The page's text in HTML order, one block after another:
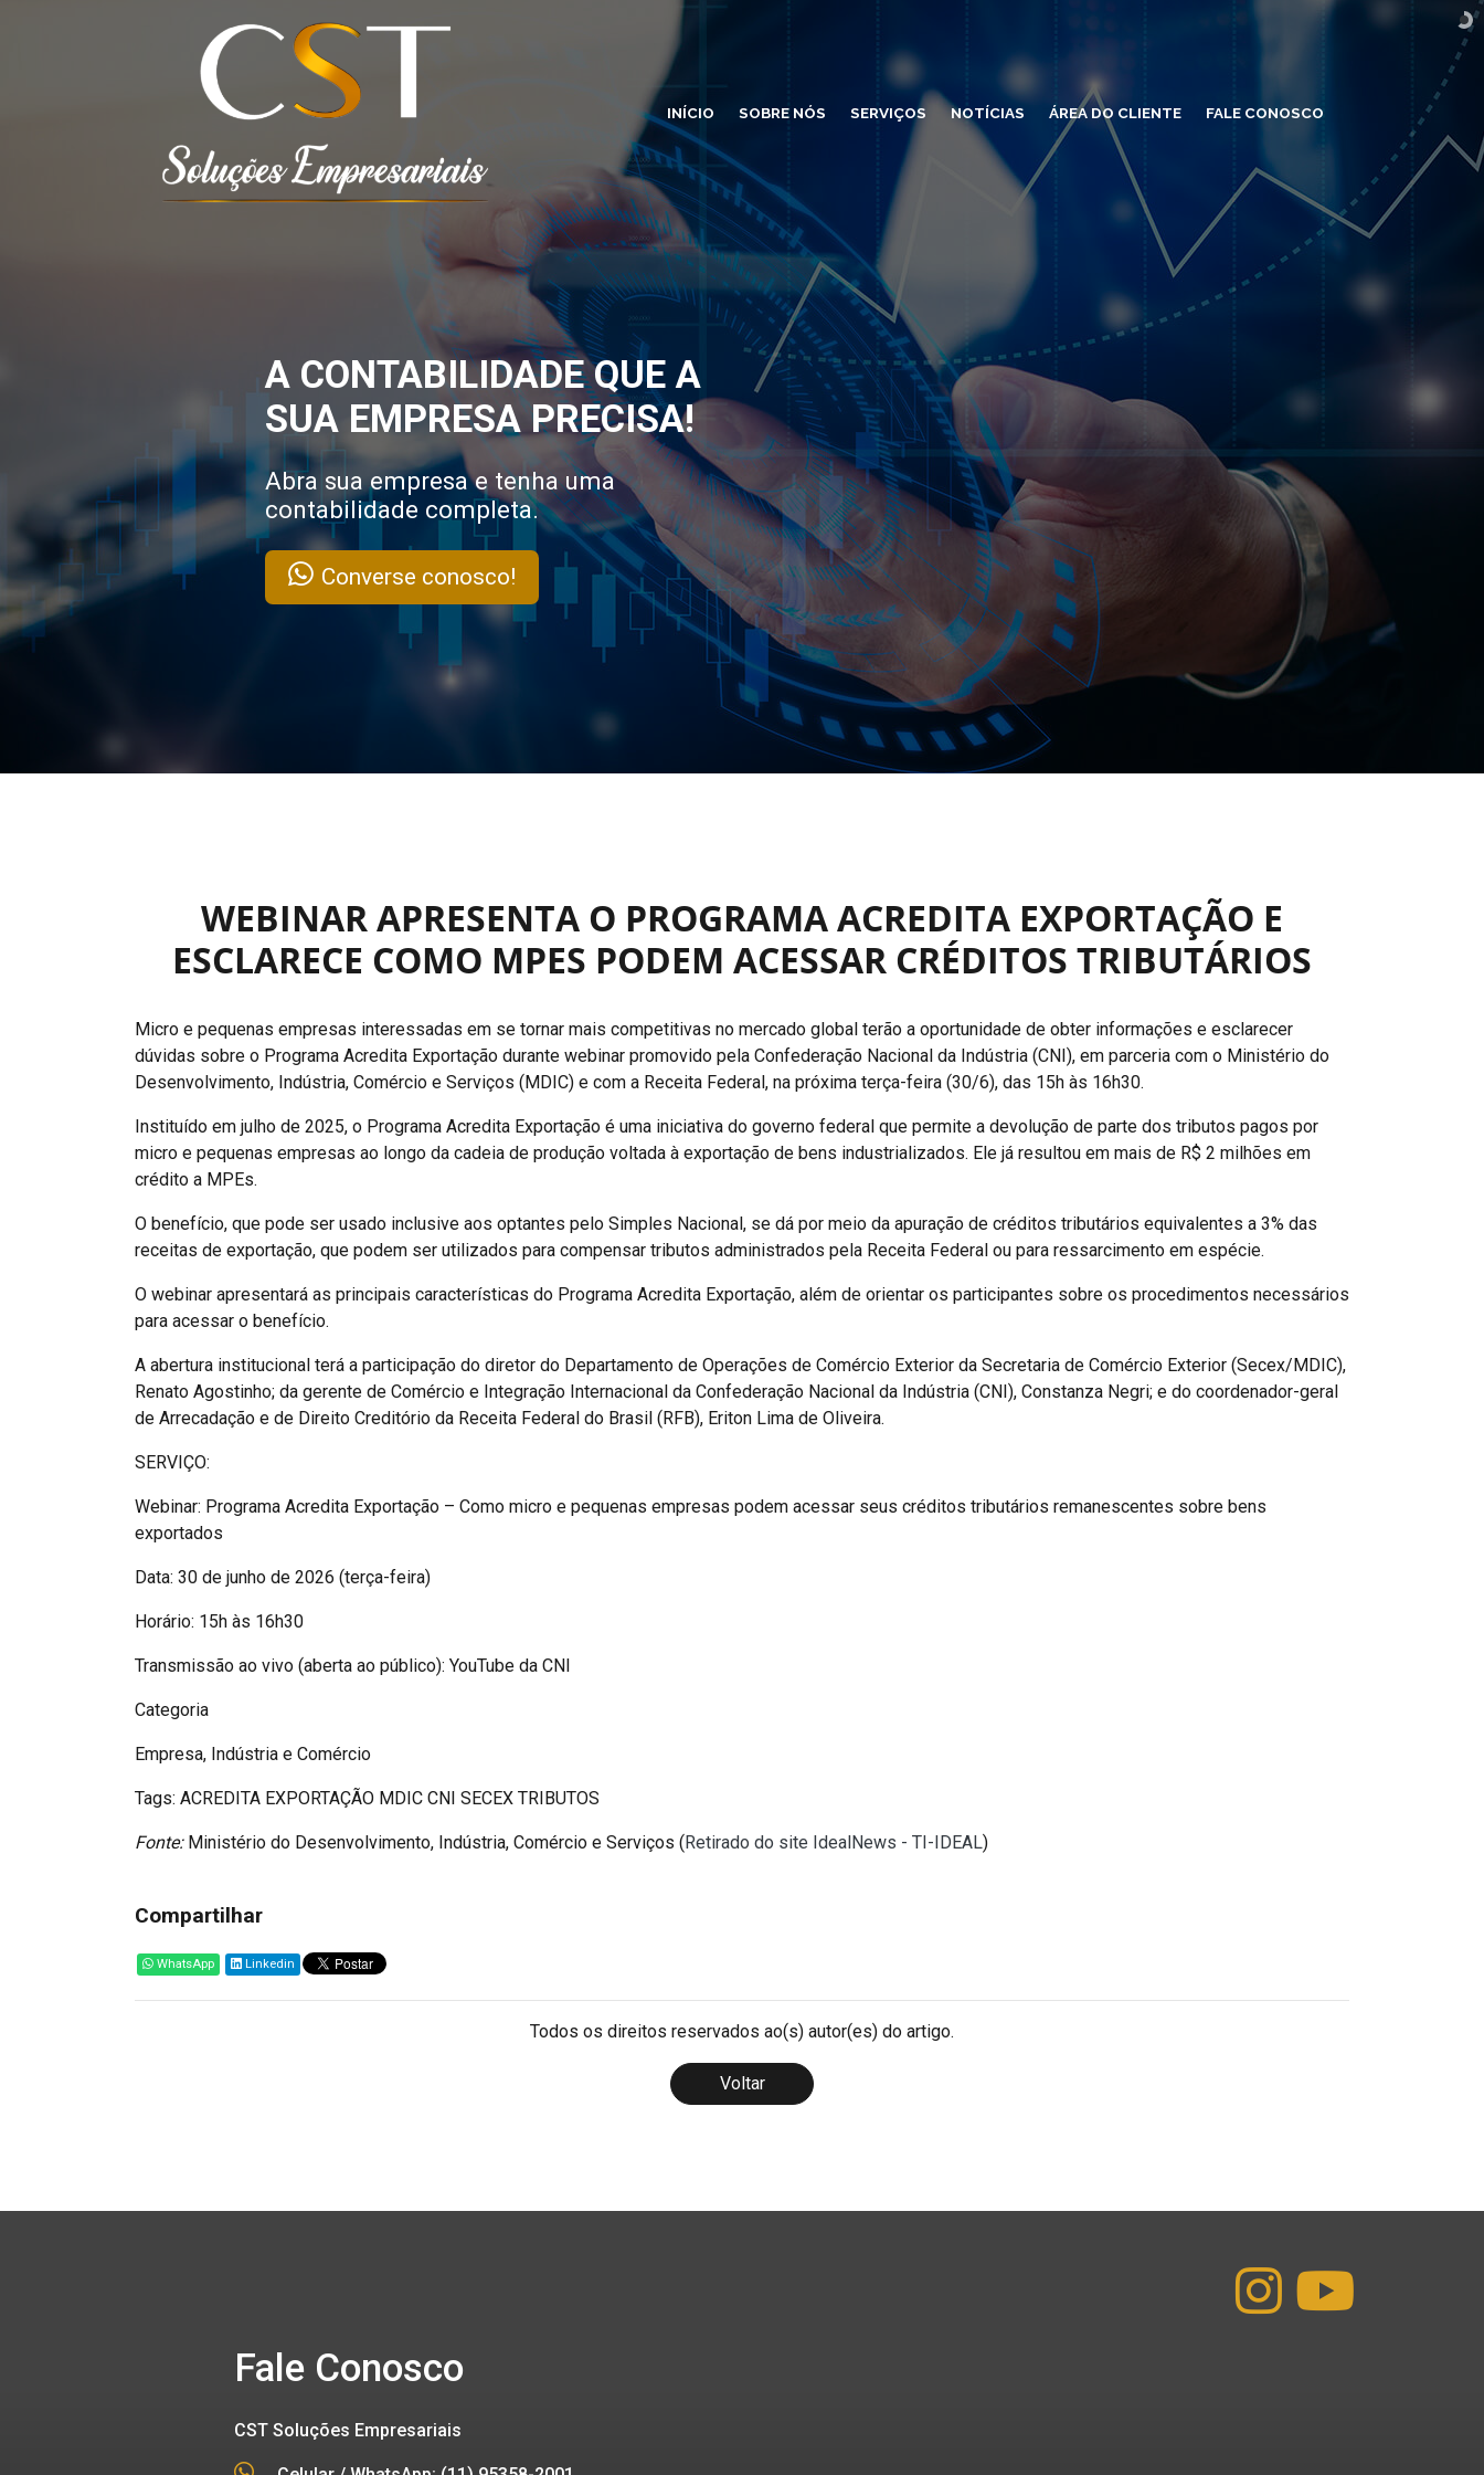
INÍCIO SOBRE NÓS SERVIÇOS NOTÍCIAS ÁREA DO CLIENTE FALE CONOSCO
A CONTABILIDADE QUE A
SUA EMPRESA PRECISA!
Abra sua empresa e tenha uma
contabilidade completa.
Converse conosco!
WEBINAR APRESENTA O PROGRAMA ACREDITA EXPORTAÇÃO E
ESCLARECE COMO MPES PODEM ACESSAR CRÉDITOS TRIBUTÁRIOS
Micro e pequenas empresas interessadas em se tornar mais competitivas no mercado global terão a oportunidade de obter informações e esclarecer
dúvidas sobre o Programa Acredita Exportação durante webinar promovido pela Confederação Nacional da Indústria (CNI), em parceria com o Ministério do
Desenvolvimento, Indústria, Comércio e Serviços (MDIC) e com a Receita Federal, na próxima terça-feira (30/6), das 15h às 16h30.
Instituído em julho de 2025, o Programa Acredita Exportação é uma iniciativa do governo federal que permite a devolução de parte dos tributos pagos por
micro e pequenas empresas ao longo da cadeia de produção voltada à exportação de bens industrializados. Ele já resultou em mais de R$ 2 milhões em
crédito a MPEs.
O benefício, que pode ser usado inclusive aos optantes pelo Simples Nacional, se dá por meio da apuração de créditos tributários equivalentes a 3% das
receitas de exportação, que podem ser utilizados para compensar tributos administrados pela Receita Federal ou para ressarcimento em espécie.
O webinar apresentará as principais características do Programa Acredita Exportação, além de orientar os participantes sobre os procedimentos necessários
para acessar o benefício.
A abertura institucional terá a participação do diretor do Departamento de Operações de Comércio Exterior da Secretaria de Comércio Exterior (Secex/MDIC),
Renato Agostinho; da gerente de Comércio e Integração Internacional da Confederação Nacional da Indústria (CNI), Constanza Negri; e do coordenador-geral
de Arrecadação e de Direito Creditório da Receita Federal do Brasil (RFB), Eriton Lima de Oliveira.
SERVIÇO:
Webinar: Programa Acredita Exportação – Como micro e pequenas empresas podem acessar seus créditos tributários remanescentes sobre bens
exportados
Data: 30 de junho de 2026 (terça-feira)
Horário: 15h às 16h30
Transmissão ao vivo (aberta ao público): YouTube da CNI
Categoria
Empresa, Indústria e Comércio
Tags: ACREDITA EXPORTAÇÃO MDIC CNI SECEX TRIBUTOS
Fonte:Ministério do Desenvolvimento, Indústria, Comércio e Serviços (Retirado do site IdealNews - TI-IDEAL)
Compartilhar
WhatsApp Linkedin
Todos os direitos reservados ao(s) autor(es) do artigo.
Voltar
Fale Conosco
CST Soluções Empresariais